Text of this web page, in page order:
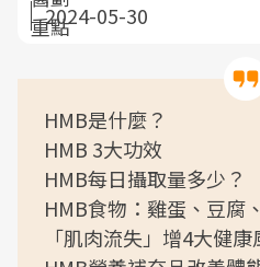
2024-05-30
HMB是什麼？
HMB 3大功效
HMB每日攝取量多少？
HMB食物：雞蛋、豆腐
「肌肉流失」增4大健康